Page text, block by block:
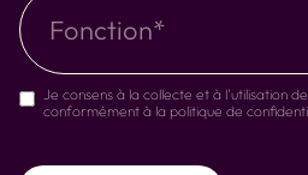
Je consens à la collecte et à l'utilisation
conformément à la politique de